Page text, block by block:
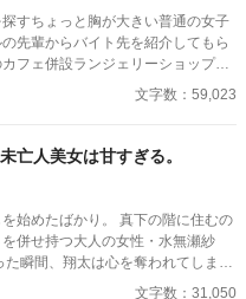
すちょっと胸が大きい普通の女子
先輩からバイト先を紹介してもら
フェ併設ランジェリーショップ
ンであり実在の人物・団体・法律
ています。
文字数：59,023
亡人美女は甘すぎる。
始めたばかり。 真下の階に住むの
併せ持つ大人の女性・水無瀬紗
瞬間、翔太は心を奪われてしま
ーパーで再会した彼女は、翔太を
文字数：31,050